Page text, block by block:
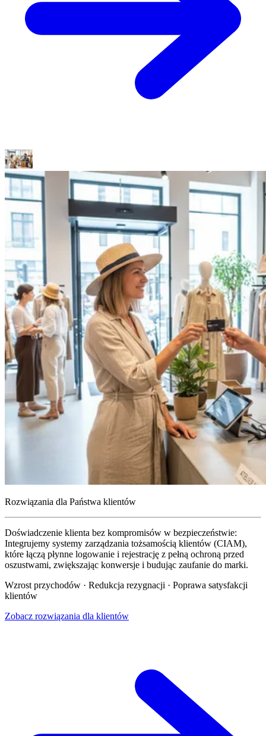
Rozwiązania dla Państwa klientów
Doświadczenie klienta bez kompromisów w bezpieczeństwie:
Integrujemy systemy zarządzania tożsamością klientów (CIAM),
które łączą płynne logowanie i rejestrację z pełną ochroną przed
oszustwami, zwiększając konwersje i budując zaufanie do marki.
Wzrost przychodów · Redukcja rezygnacji · Poprawa satysfakcji
klientów
Zobacz rozwiązania dla klientów